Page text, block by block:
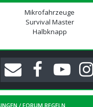
Mikrofahrzeuge
Survival Master
Halbknapp
/ FORUM REGELN